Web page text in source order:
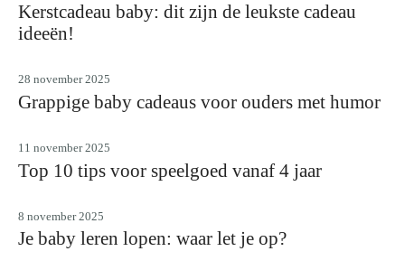
Kerstcadeau baby: dit zijn de leukste cadeau
ideeën!
28 november 2025
Grappige baby cadeaus voor ouders met humor
11 november 2025
Top 10 tips voor speelgoed vanaf 4 jaar
8 november 2025
Je baby leren lopen: waar let je op?